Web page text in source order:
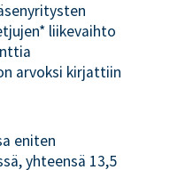
liikevaihto
arvoksi kirjattiin
eniten
yhteensä 13,5